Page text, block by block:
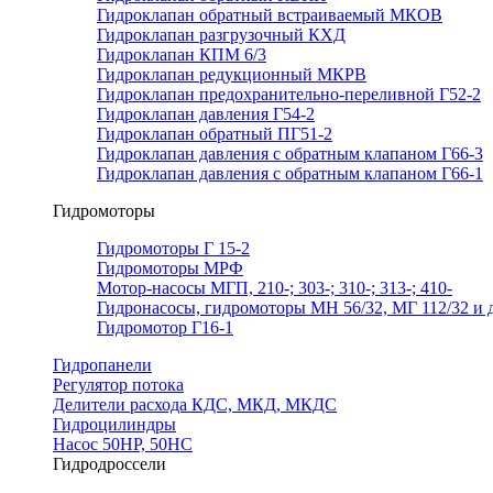
Гидроклапан обратный встраиваемый МКОВ
Гидроклапан разгрузочный КХД
Гидроклапан КПМ 6/3
Гидроклапан редукционный МКРВ
Гидроклапан предохранительно-переливной Г52-2
Гидроклапан давления Г54-2
Гидроклапан обратный ПГ51-2
Гидроклапан давления с обратным клапаном Г66-3
Гидроклапан давления с обратным клапаном Г66-1
Гидромоторы
Гидромоторы Г 15-2
Гидромоторы МРФ
Мотор-насосы МГП, 210-; 303-; 310-; 313-; 410-
Гидронасосы, гидромоторы МН 56/32, МГ 112/32 и
Гидромотор Г16-1
Гидропанели
Регулятор потока
Делители расхода КДС, МКД, МКДС
Гидроцилиндры
Насос 50НР, 50НС
Гидродроссели